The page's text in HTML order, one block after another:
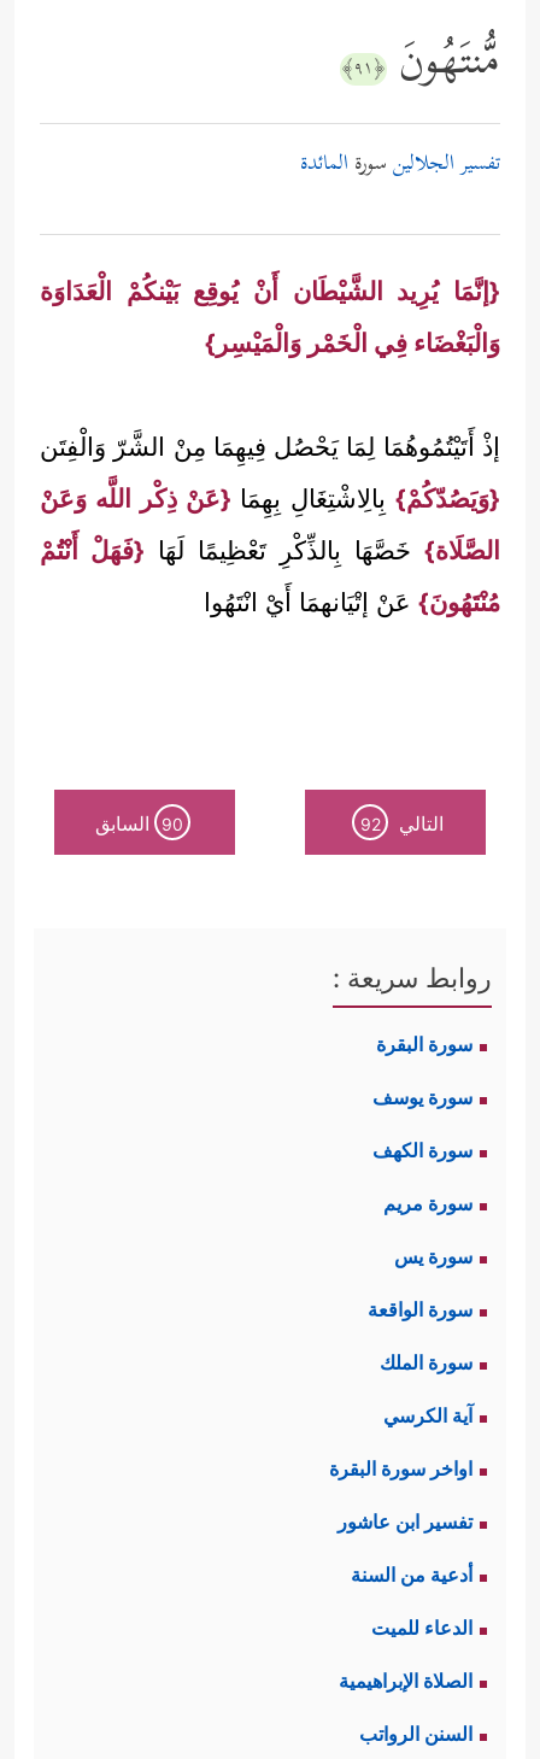
مُّنتَهُونَ ﴿٩١﴾
تفسير الجلالينسورة المائدة
{إنَّمَا يُرِيد الشَّيْطَان أَنْ يُوقِع بَيْنكُمْ الْعَدَاوَة
وَالْبَغْضَاء فِي الْخَمْر وَالْمَيْسِر}
إذْ أَتَيْتُمُوهُمَا لِمَا يَحْصُل فِيهِمَا مِنْ الشَّرّ وَالْفِتَن
{وَيَصُدّكُمْ} بِالِاشْتِغَالِ بِهِمَا {عَنْ ذِكْر اللَّه وَعَنْ
الصَّلَاة} خَصَّهَا بِالذِّكْرِ تَعْظِيمًا لَهَا {فَهَلْ أَنْتُمْ
مُنْتَهُونَ} عَنْ إتْيَانهمَا أَيْ انْتَهُوا
التالي 92
90 السابق
روابط سريعة :
سورة البقرة
سورة يوسف
سورة الكهف
سورة مريم
سورة يس
سورة الواقعة
سورة الملك
آية الكرسي
اواخر سورة البقرة
تفسير ابن عاشور
أدعية من السنة
الدعاء للميت
الصلاة الإبراهيمية
السنن الرواتب